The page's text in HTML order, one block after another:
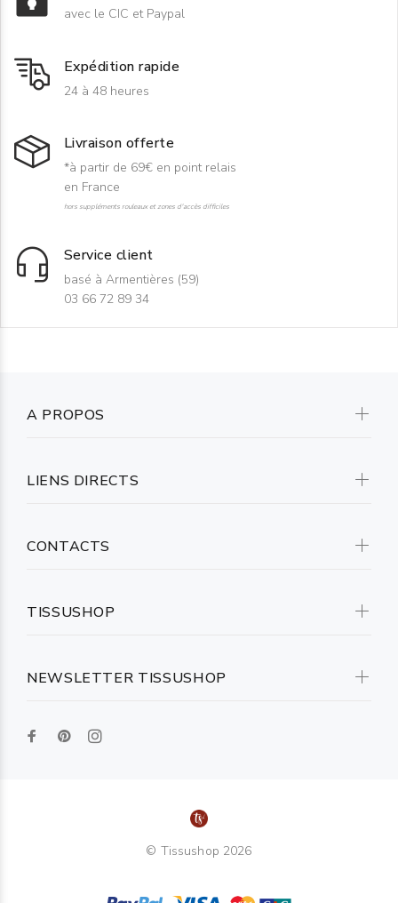
avec le CIC et Paypal
Expédition rapide
24 à 48 heures
Livraison offerte
*à partir de 69€ en point relais
en France
hors suppléments rouleaux et zones d'accès difficiles
Service client
basé à Armentières (59)
03 66 72 89 34
NEWSLETTER TISSUSHOP
A PROPOS
LIENS DIRECTS
CONTACTS
TISSUSHOP
© Tissushop 2026